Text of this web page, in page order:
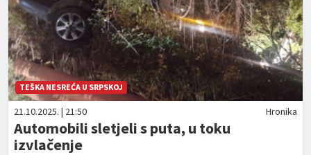
TEŠKA NESREĆA U SRPSKOJ
21.10.2025. | 21:50 Hronika
Automobili sletjeli s puta, u toku
izvlačenje